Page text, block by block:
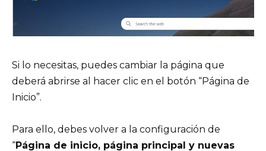
Si lo necesitas, puedes cambiar la página que
deberá abrirse al hacer clic en el botón “Página de
Inicio”.
Para ello, debes volver a la configuración de
“Página de inicio, página principal y nuevas